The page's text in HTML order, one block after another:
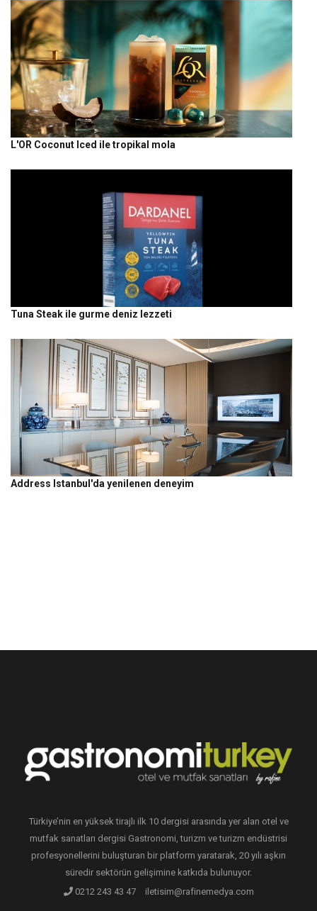
L'OR Coconut Iced ile tropikal mola
Tuna Steak ile gurme deniz lezzeti
Address Istanbul'da yenilenen deneyim
Türkiye’nin en yüksek tirajlı ilk 10 dergisi arasında yer alan otel ve
mutfak sanatları dergisi Gastronomi, turizm ve turizm endüstrisi
profesyonellerini buluşturan bir platform yaratarak, 20 yılı aşkın
süredir sektörün gelişimine katkıda bulunuyor.
0212 243 43 47
iletisim@rafinemedya.com